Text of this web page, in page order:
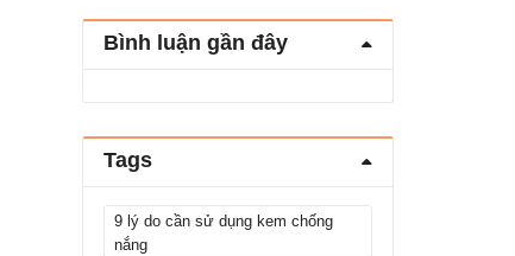
Bình luận gần đây
Tags
9 lý do cần sử dụng kem chống
nắng